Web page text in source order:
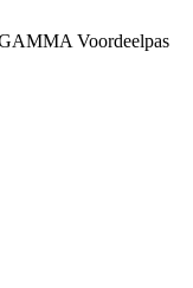
Voordeelpas